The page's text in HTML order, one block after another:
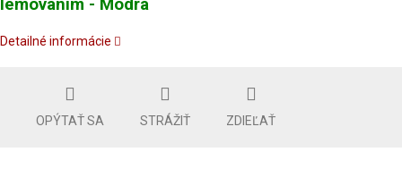
lemovaním - Modrá
Detailné informácie
OPÝTAŤ SA STRÁŽIŤ ZDIEĽAŤ